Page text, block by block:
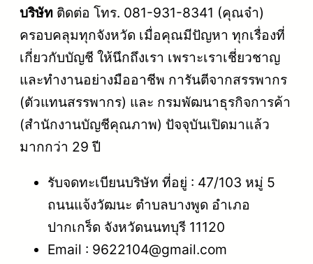
บริษัท ติดต่อ โทร. 081-931-8341 (คุณจ๋า)
ครอบคลุมทุกจังหวัด เมื่อคุณมีปัญหา ทุกเรื่องที่
เกี่ยวกับบัญชี ให้นึกถึงเรา เพราะเราเชี่ยวชาญ
และทำงานอย่างมืออาชีพ การันตีจากสรรพากร
(ตัวแทนสรรพากร) และ กรมพัฒนาธุรกิจการค้า
(สำนักงานบัญชีคุณภาพ) ปัจจุบันเปิดมาแล้ว
มากกว่า 29 ปี
รับจดทะเบียนบริษัท ที่อยู่ : 47/103 หมู่ 5
ถนนแจ้งวัฒนะ ตำบลบางพูด อำเภอ
ปากเกร็ด จังหวัดนนทบุรี 11120
Email : 9622104@gmail.com